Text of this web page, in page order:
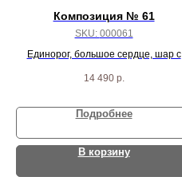
Композиция № 61
SKU: 000061
Единорог, большое сердце, шар с
розовых сердца
14 490 р.
Подробнее
В корзину